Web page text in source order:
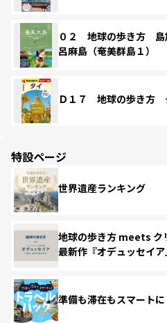
０２ 地球の歩き方
呂麻島（奄美群島１）
Ｄ１７ 地球の歩き方
特設ページ
世界遺産ランキング
地球の歩き方 meets ク
最新作『オデュッセイア
準備も滞在もスマート